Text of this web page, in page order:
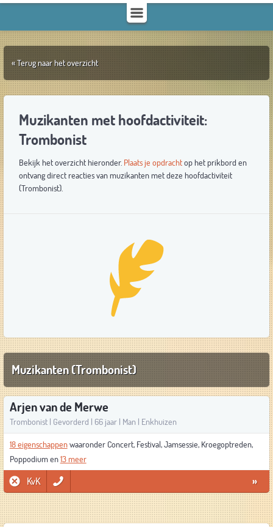
« Terug naar het overzicht
Muzikanten met hoofdactiviteit:
Trombonist
Bekijk het overzicht hieronder. Plaats je opdrachtop het prikbord en
ontvang direct reacties van muzikanten met deze hoofdactiviteit
(Trombonist).
Muzikanten (Trombonist)
Arjen van de Merwe
Trombonist | Gevorderd | 66 jaar | Man | Enkhuizen
18 eigenschappenwaaronder Concert, Festival, Jamsessie, Kroegoptreden,
Poppodium en13 meer
KvK »